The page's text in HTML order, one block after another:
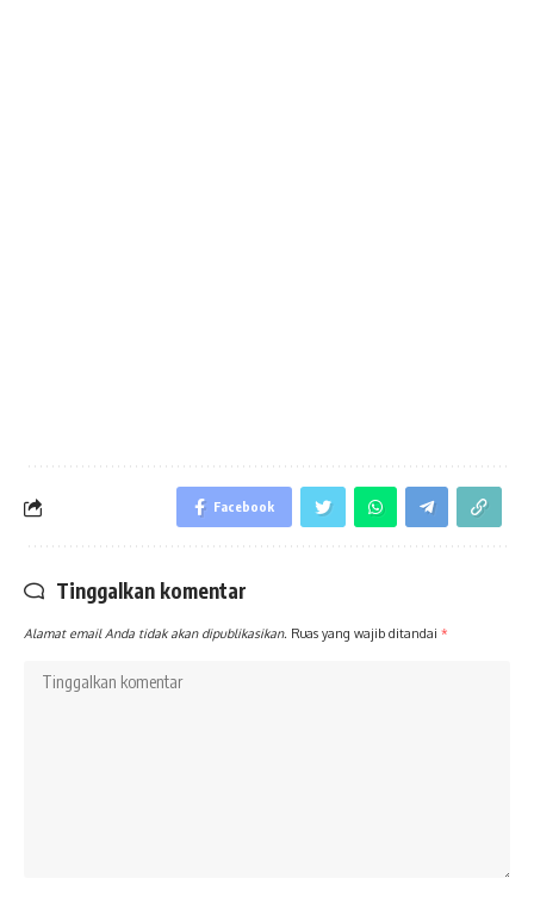
Facebook
Tinggalkan komentar
Alamat email Anda tidak akan dipublikasikan. Ruas yang wajib ditandai *